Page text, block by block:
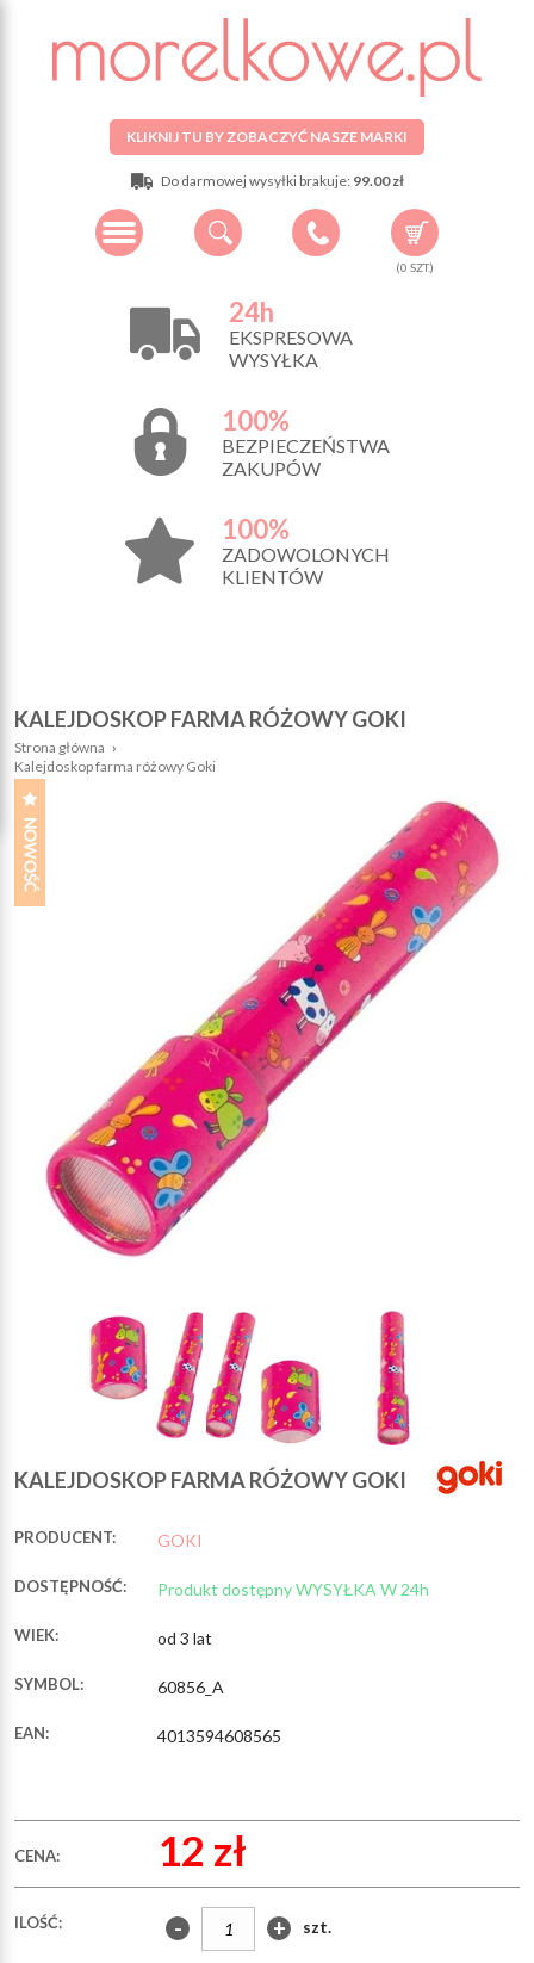
KLIKNIJ TU BY ZOBACZYĆ NASZE MARKI
Do darmowej wysyłki brakuje: 99.00 zł
(0 SZT.)
24h
EKSPRESOWA
WYSYŁKA
100%
BEZPIECZEŃSTWA
ZAKUPÓW
100%
ZADOWOLONYCH
KLIENTÓW
KALEJDOSKOP FARMA RÓŻOWY GOKI
Strona główna ›
Kalejdoskop farma różowy Goki
KALEJDOSKOP FARMA RÓŻOWY GOKI
PRODUCENT: GOKI
DOSTĘPNOŚĆ: Produkt dostępny WYSYŁKA W 24h
WIEK: od 3 lat
SYMBOL: 60856_A
EAN: 4013594608565
CENA: 12 zł
ILOŚĆ: - + szt.